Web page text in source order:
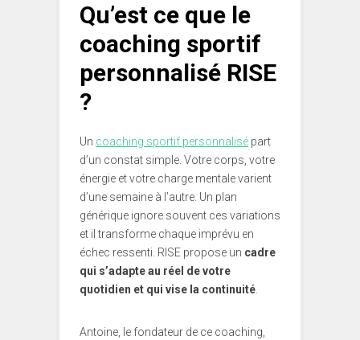
Qu’est ce que le
coaching sportif
personnalisé RISE
?
Un coaching sportif personnalisé part
d’un constat simple. Votre corps, votre
énergie et votre charge mentale varient
d’une semaine à l’autre. Un plan
générique ignore souvent ces variations
et il transforme chaque imprévu en
échec ressenti. RISE propose un cadre
qui s’adapte au réel de votre
quotidien et qui vise la continuité
Antoine, le fondateur de ce coaching,